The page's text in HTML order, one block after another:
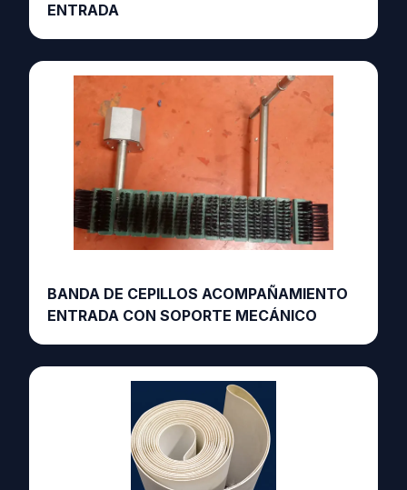
ENTRADA
BANDA DE CEPILLOS ACOMPAÑAMIENTO
ENTRADA CON SOPORTE MECÁNICO